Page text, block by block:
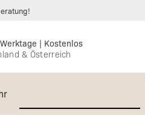
| Kostenlos
& Österreich